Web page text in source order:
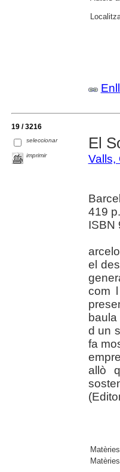
19 / 3216
seleccionar
imprimir
El
Valls,
419
ISBN
el
com
d un
fa
allò